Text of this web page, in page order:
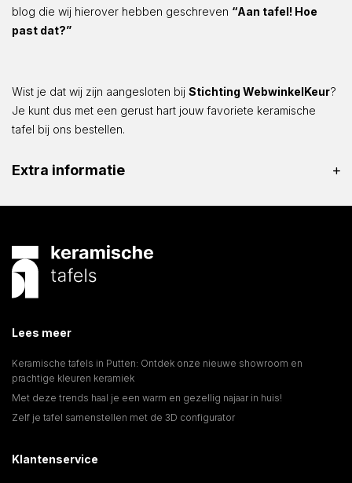
blog die wij hierover hebben geschreven “Aan tafel! Hoe
past dat?”
Wist je dat wij zijn aangesloten bij Stichting WebwinkelKeur?
Je kunt dus met een gerust hart jouw favoriete keramische
tafel bij ons bestellen.
Extra informatie
Lees meer
Keramische tafels in Putten: Ontdek onze nieuwe showroom en
prachtige kleuren keramiek
Met deze trends haal je een warm en gezellig najaar in huis!
Zelf je tafel samenstellen met de 3D configurator
Klantenservice